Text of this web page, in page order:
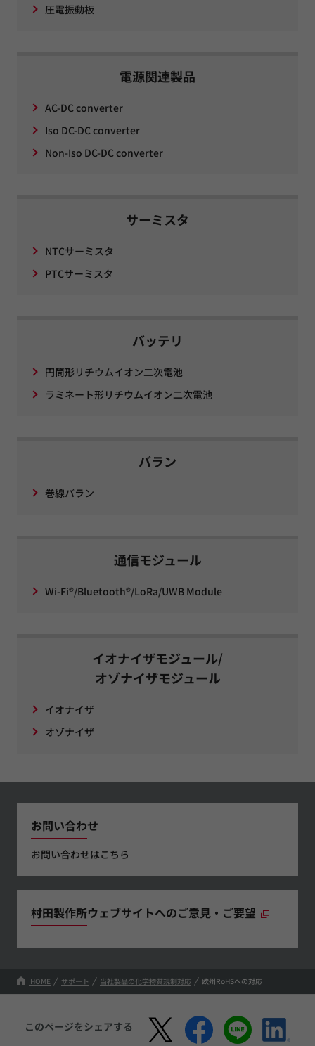
圧電振動板
電源関連製品
AC-DC converter
Iso DC-DC converter
Non-Iso DC-DC converter
サーミスタ
NTCサーミスタ
PTCサーミスタ
バッテリ
円筒形リチウムイオン二次電池
ラミネート形リチウムイオン二次電池
バラン
巻線バラン
通信モジュール
Wi-Fi®/Bluetooth®/LoRa/UWB Module
イオナイザモジュール/
オゾナイザモジュール
イオナイザ
オゾナイザ
お問い合わせ
お問い合わせはこちら
村田製作所ウェブサイトへのご意見・ご要望
HOME サポート 当社製品の化学物質規制対応 欧州RoHSへの対応
このページをシェアする